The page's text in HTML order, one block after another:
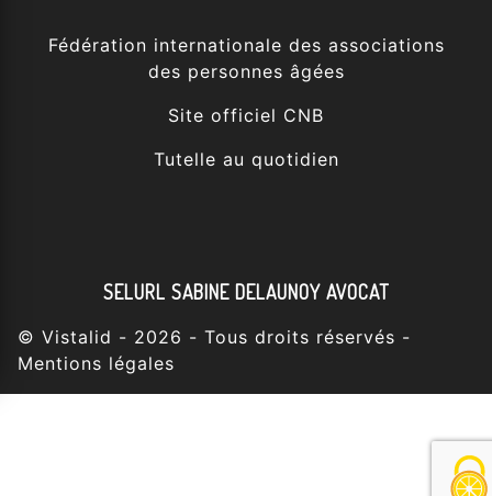
Fédération internationale des associations
des personnes âgées
Site officiel CNB
Tutelle au quotidien
SELURL SABINE DELAUNOY AVOCAT
© Vistalid - 2026 - Tous droits réservés -
Mentions légales